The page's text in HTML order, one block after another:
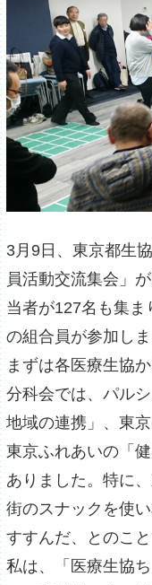
3月9日、東京都生
員活動交流集会」
当者が127名も集ま
の組合員が参加しま
まずは各医療生協
分科会では、パル
地域の連携」、東
東京ふれあいの「
ありました。特に
街のスナックを使
すすんだ、とのこ
私は、「医療生協